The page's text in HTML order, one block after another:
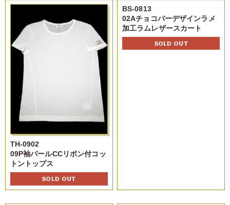
TH-0902
09P袖パールCCリボン付コッ
トントップス
SOLD OUT
BS-0813
02Aチョコバーデザインラメ
加工ラムレザースカート
SOLD OUT